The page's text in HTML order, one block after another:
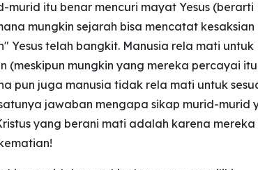
itu benar mencuri mayat Yesus (berarti
mungkin sejarah bisa mencatat kesaksian
Yesus telah bangkit. Manusia rela mati untuk
(meskipun mungkin yang mereka percayai itu
pun juga manusia tidak rela mati untuk
jawaban mengapa sikap murid-murid
yang berani mati adalah karena mereka